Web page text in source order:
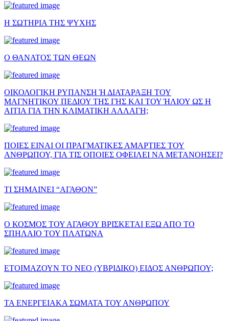
Η ΣΩΤΗΡΙΑ ΤΗΣ ΨΥΧΗΣ
Ο ΘΑΝΑΤΟΣ ΤΩΝ ΘΕΩΝ
ΟΙΚΟΛΟΓΙΚΗ ΡΥΠΑΝΣΗ Ή ΔΙΑΤΑΡΑΞΗ ΤΟΥ
ΜΑΓΝΗΤΙΚΟΥ ΠΕΔΙΟΥ ΤΗΣ ΓΗΣ ΚΑΙ ΤΟΥ ΉΛΙΟΥ ΩΣ Η
ΑΙΤΙΑ ΓΙΑ ΤΗΝ ΚΛΙΜΑΤΙΚΗ ΑΛΛΑΓΗ;
ΠΟΙΕΣ ΕΙΝΑΙ ΟΙ ΠΡΑΓΜΑΤΙΚΕΣ ΑΜΑΡΤΙΕΣ ΤΟΥ
ΑΝΘΡΩΠΟΥ, ΓΙΑ ΤΙΣ ΟΠΟΙΕΣ ΟΦΕΙΛΕΙ ΝΑ ΜΕΤΑΝΟΗΣΕΙ?
ΤΙ ΣΗΜΑΙΝΕΙ “ΑΓΑΘΟΝ”
Ο ΚΟΣΜΟΣ ΤΟΥ ΑΓΑΘΟΥ ΒΡΙΣΚΕΤΑΙ ΕΞΩ ΑΠΟ ΤΟ
ΣΠΗΛΑΙΟ ΤΟΥ ΠΛΑΤΩΝΑ
ΕΤΟΙΜΑΖΟΥΝ ΤΟ ΝΕΟ (ΥΒΡΙΔΙΚΟ) ΕΙΔΟΣ ΑΝΘΡΩΠΟΥ;
ΤΑ ΕΝΕΡΓΕΙΑΚΑ ΣΩΜΑΤΑ ΤΟΥ ΑΝΘΡΩΠΟΥ